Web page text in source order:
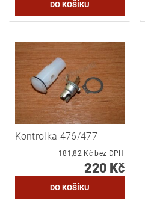
Kontrolka 476/477
181,82 Kč bez DPH
220 Kč